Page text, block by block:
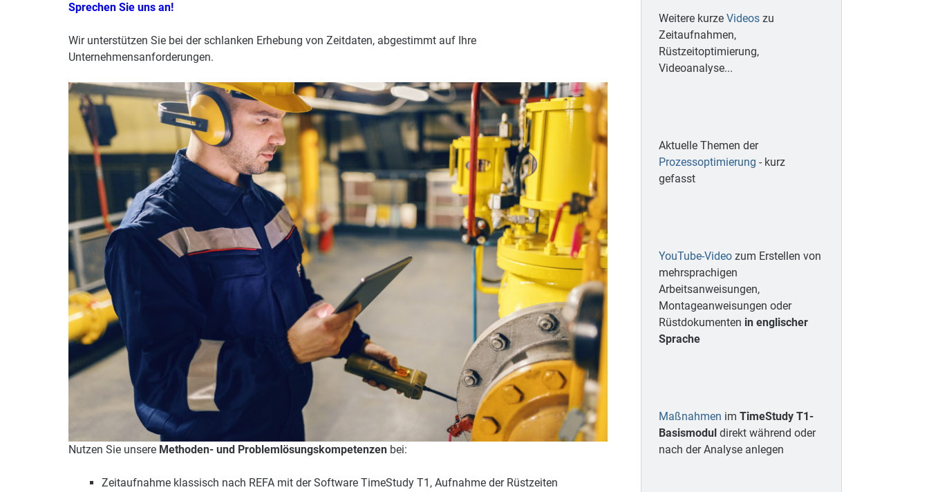
Sprechen Sie uns an!
Wir unterstützen Sie bei der schlanken Erhebung von Zeitdaten, abgestimmt auf Ihre
Unternehmensanforderungen.
Nutzen Sie unsere Methoden- und Problemlösungskompetenzenbei:
Zeitaufnahme klassisch nach REFA mit der Software TimeStudy T1, Aufnahme der Rüstzeiten
Weitere kurze Videoszu
Zeitaufnahmen,
Rüstzeitoptimierung,
Videoanalyse...
Aktuelle Themen der
Prozessoptimierung - kurz
gefasst
YouTube-Videozum Erstellen von
mehrsprachigen
Arbeitsanweisungen,
Montageanweisungen oder
Rüstdokumenten in englischer
Sprache
Maßnahmen im TimeStudy T1-
Basismoduldirekt während oder
nach der Analyse anlegen